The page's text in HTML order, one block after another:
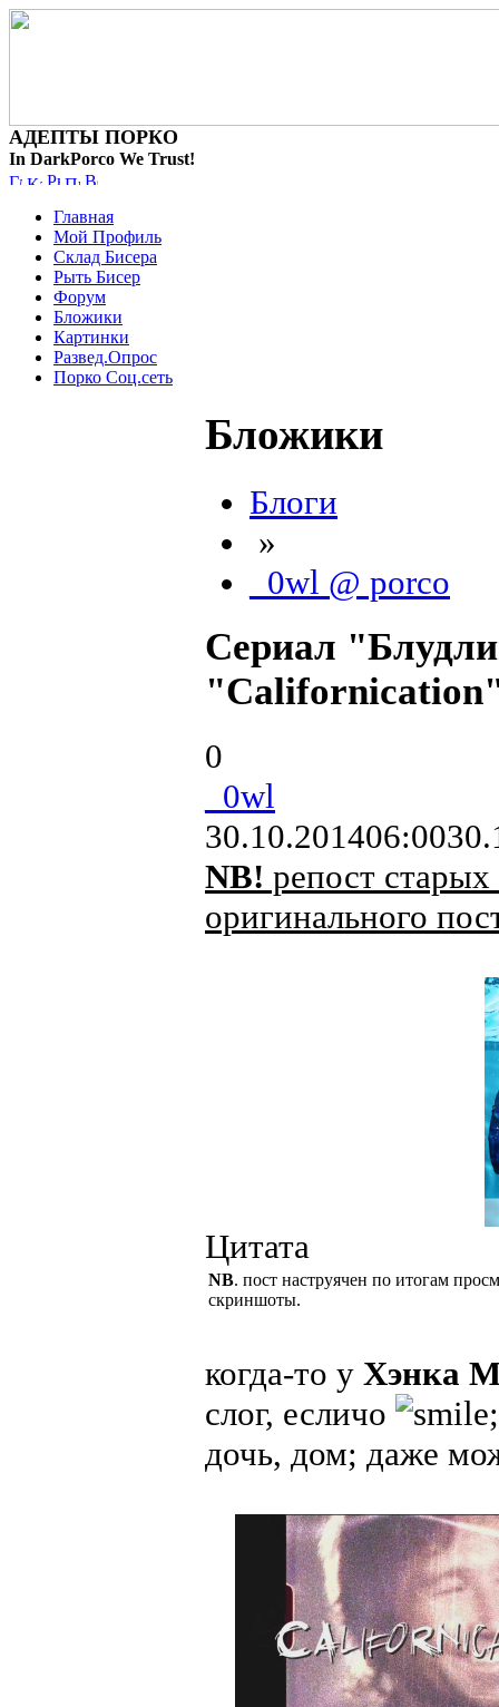
АДЕПТЫ ПОРКО
In DarkPorco We Trust!
Главная
Мой Профиль
Склад Бисера
Рыть Бисер
Форум
Бложики
Картинки
Развед.Опрос
Порко Соц.сеть
Бложики
Блоги
»
_0wl @ porco
Сериал
0
_0wl
30.10.201406:00
NB! репост старых
оригинального
Цитата
NB. пост наструячен по итогам
скриншоты.
когда-то у Хэнка
слог, есличо
дочь, дом; даже